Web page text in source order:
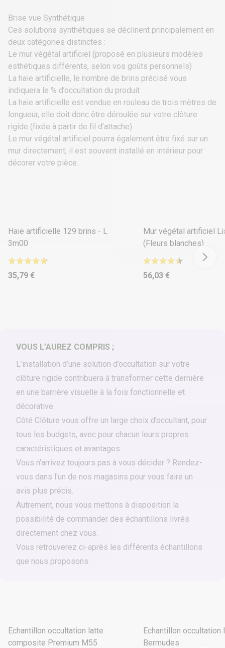
Brise vue Synthétique
Ces solutions synthétiques se déclinent principalement en
deux catégories distinctes :
Le mur végétal artificiel (proposé en plusieurs modèles
esthétiques différents, selon vos goûts personnels)
La haie artificielle, le nombre de brins précisé vous
indiquera le % d’occultation du produit
La haie artificielle est vendue en rouleau de trois mètres de
longueur, elle doit donc être déroulée sur votre clôture
rigide (fixée à partir de fil d’attache)
Le mur végétal artificiel pourra également être fixé sur un
mur directement, il est souvent installé en intérieur pour
décorer votre pièce.
Haie artificielle 129 brins - L
3m00
35,79 €
Mur végétal artificiel
(Fleurs blanches)
56,03 €
VOUS L’AUREZ COMPRIS ;
L’installation d’une solution d’occultation sur votre
clôture rigide contribuera à transformer cette dernière
en une barrière visuelle à la fois fonctionnelle et
décorative.
Côté Clôture vous offre un large choix d’occultant, pour
tous les budgets, avec pour chacun leurs propres
caractéristiques et avantages.
Vous n'arrivez toujours pas à vous décider ? Rendez-
vous dans l'un de nos magasins pour vous faire un
avis plus précis.
Autrement, nous vous mettons à disposition la
possibilité de commander des échantillons livrés
directement chez vous.
Vous retrouverez ci-après les différents échantillons
que nous proposons.
Echantillon occultation latte
composite Premium M55
Echantillon occultation
Bermudes